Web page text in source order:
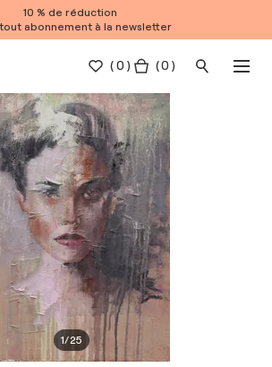
10 % de réduction
abonnement à la newsletter
(0 ) ( 0 )
1/25